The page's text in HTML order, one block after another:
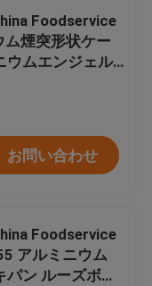
Foodservice
ム煙突形状ケー
ウムエンジェル
お問い合わせ
Foodservice
アルミニウム
ン ルーズボト